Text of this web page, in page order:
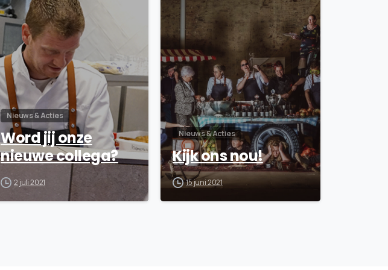
Nieuws & Acties
Word jij onze
nieuwe collega?
2 juli 2021
Nieuws & Acties
Kijk ons nou!
15 juni 2021